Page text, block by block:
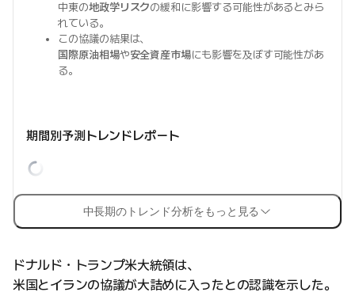
中東の地政学リスクの緩和に影響する可能性があるとみら
れている。
この協議の結果は、
国際原油相場や安全資産市場にも影響を及ぼす可能性があ
る。
期間別予測トレンドレポート
中長期のトレンド分析をもっと見る
ドナルド・トランプ米大統領は、
米国とイランの協議が大詰めに入ったとの認識を示した。